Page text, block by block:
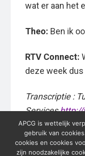
wat er aan het
Theo: Ben ik
RTV Connect:
deze week dus
Transcriptie :
Serviceshttp://
APCG is wettelijk
gebruik van
cookies en cookies
zijn noodzakelijke